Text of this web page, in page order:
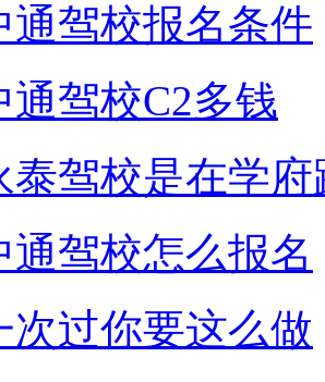
通驾校报名条件
通驾校C2多钱
泰驾校是在学府
通驾校怎么报名
次过你要这么做